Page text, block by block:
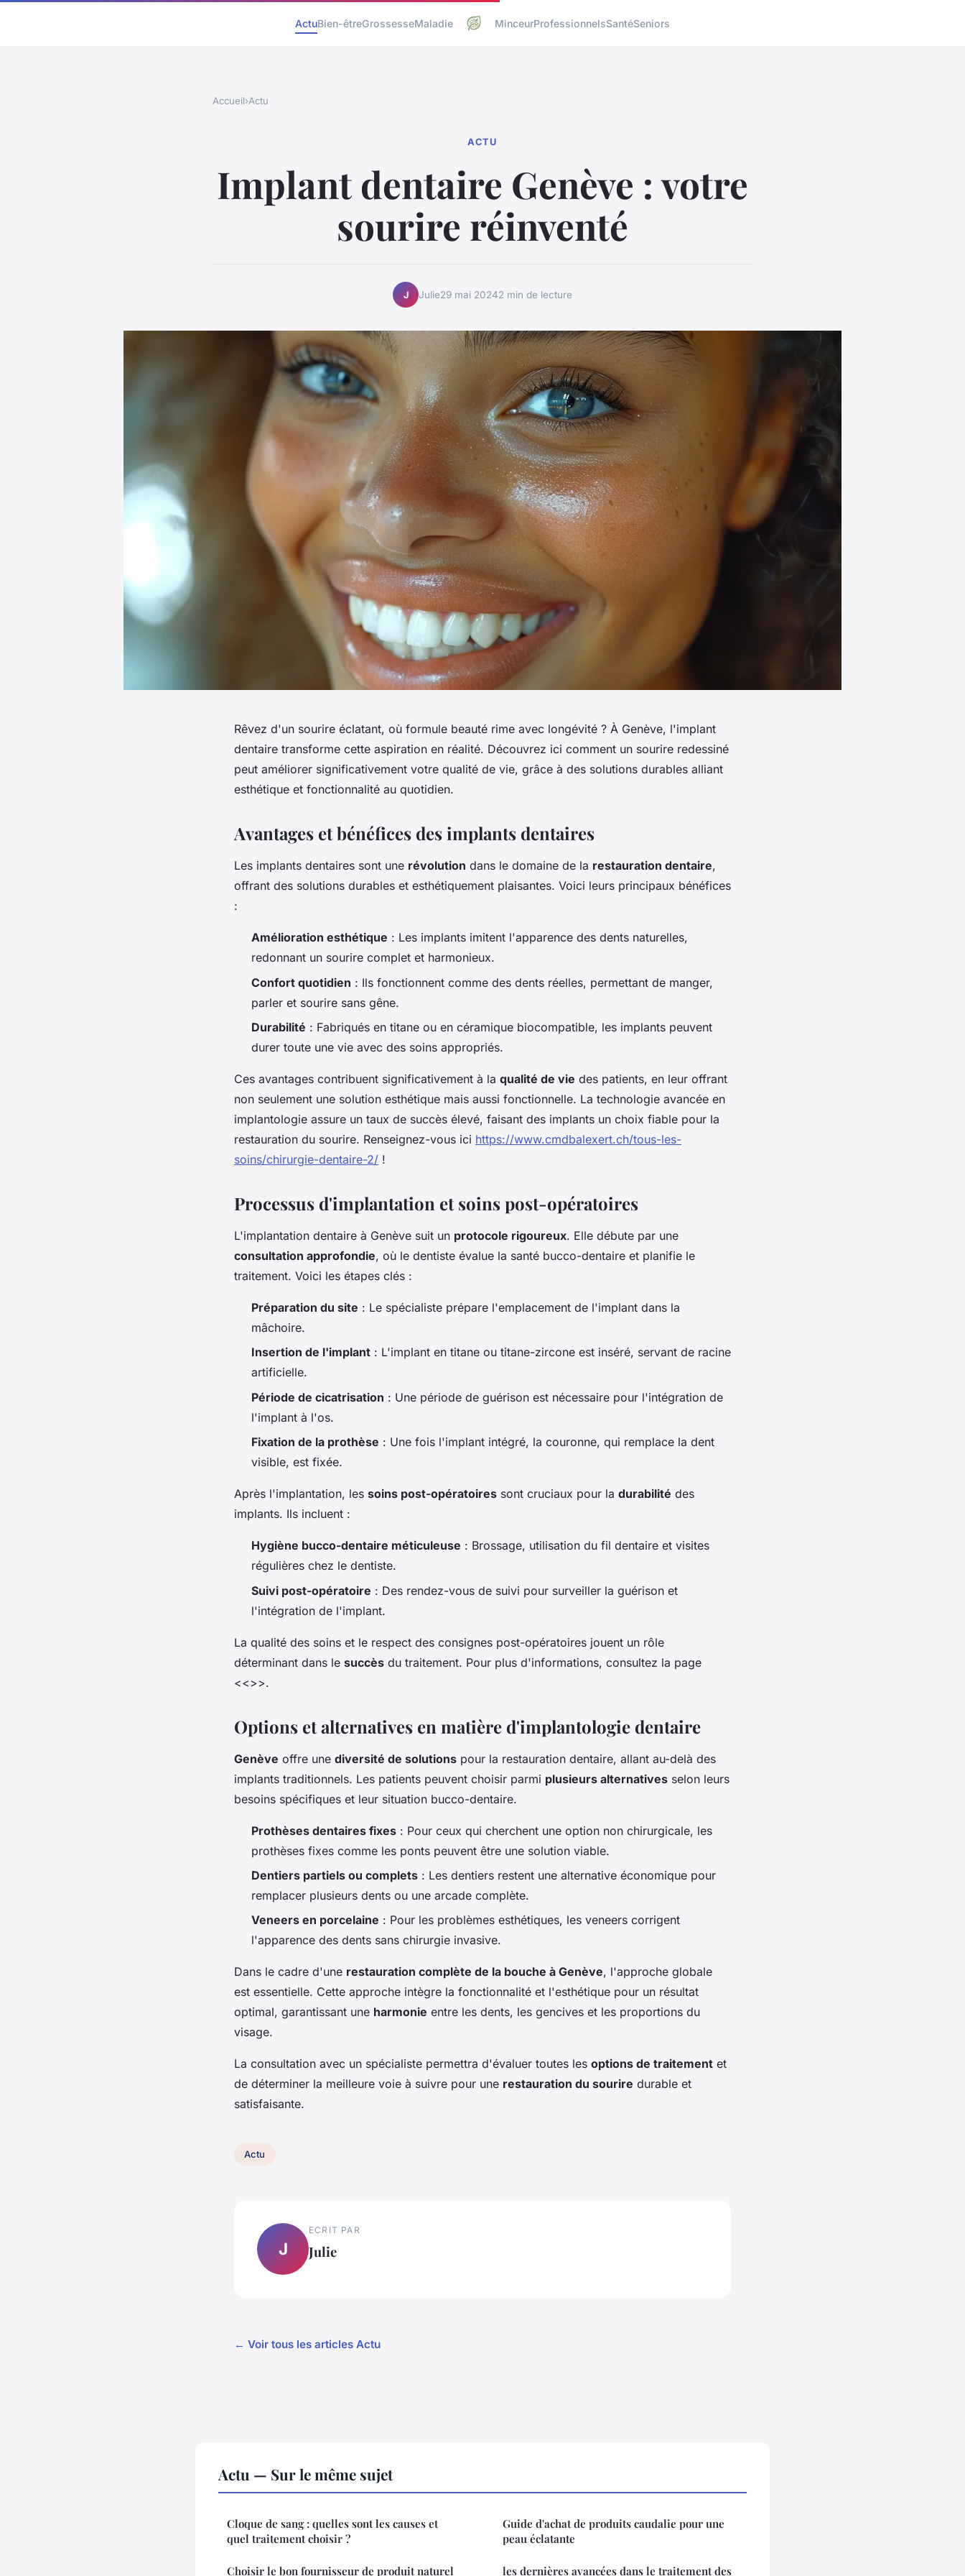
ActuBien-êtreGrossesseMaladie MinceurProfessionnelsSantéSeniors
Accueil›Actu
ACTU
Implant dentaire Genève : votre
sourire réinventé
J Julie29 mai 20242 min de lecture
Rêvez d'un sourire éclatant, où formule beauté rime avec longévité ? À Genève, l'implant
dentaire transforme cette aspiration en réalité. Découvrez ici comment un sourire redessiné
peut améliorer significativement votre qualité de vie, grâce à des solutions durables alliant
esthétique et fonctionnalité au quotidien.
Avantages et bénéfices des implants dentaires
Les implants dentaires sont une révolution dans le domaine de la restauration dentaire,
offrant des solutions durables et esthétiquement plaisantes. Voici leurs principaux bénéfices
:
Amélioration esthétique : Les implants imitent l'apparence des dents naturelles,
redonnant un sourire complet et harmonieux.
Confort quotidien : Ils fonctionnent comme des dents réelles, permettant de manger,
parler et sourire sans gêne.
Durabilité : Fabriqués en titane ou en céramique biocompatible, les implants peuvent
durer toute une vie avec des soins appropriés.
Ces avantages contribuent significativement à la qualité de vie des patients, en leur offrant
non seulement une solution esthétique mais aussi fonctionnelle. La technologie avancée en
implantologie assure un taux de succès élevé, faisant des implants un choix fiable pour la
restauration du sourire. Renseignez-vous ici https://www.cmdbalexert.ch/tous-les-
soins/chirurgie-dentaire-2/ !
Processus d'implantation et soins post-opératoires
L'implantation dentaire à Genève suit un protocole rigoureux. Elle débute par une
consultation approfondie, où le dentiste évalue la santé bucco-dentaire et planifie le
traitement. Voici les étapes clés :
Préparation du site : Le spécialiste prépare l'emplacement de l'implant dans la
mâchoire.
Insertion de l'implant : L'implant en titane ou titane-zircone est inséré, servant de racine
artificielle.
Période de cicatrisation : Une période de guérison est nécessaire pour l'intégration de
l'implant à l'os.
Fixation de la prothèse : Une fois l'implant intégré, la couronne, qui remplace la dent
visible, est fixée.
Après l'implantation, les soins post-opératoires sont cruciaux pour la durabilité des
implants. Ils incluent :
Hygiène bucco-dentaire méticuleuse : Brossage, utilisation du fil dentaire et visites
régulières chez le dentiste.
Suivi post-opératoire : Des rendez-vous de suivi pour surveiller la guérison et
l'intégration de l'implant.
La qualité des soins et le respect des consignes post-opératoires jouent un rôle
déterminant dans le succès du traitement. Pour plus d'informations, consultez la page
<<>>.
Options et alternatives en matière d'implantologie dentaire
Genève offre une diversité de solutions pour la restauration dentaire, allant au-delà des
implants traditionnels. Les patients peuvent choisir parmi plusieurs alternatives selon leurs
besoins spécifiques et leur situation bucco-dentaire.
Prothèses dentaires fixes : Pour ceux qui cherchent une option non chirurgicale, les
prothèses fixes comme les ponts peuvent être une solution viable.
Dentiers partiels ou complets : Les dentiers restent une alternative économique pour
remplacer plusieurs dents ou une arcade complète.
Veneers en porcelaine : Pour les problèmes esthétiques, les veneers corrigent
l'apparence des dents sans chirurgie invasive.
Dans le cadre d'une restauration complète de la bouche à Genève, l'approche globale
est essentielle. Cette approche intègre la fonctionnalité et l'esthétique pour un résultat
optimal, garantissant une harmonie entre les dents, les gencives et les proportions du
visage.
La consultation avec un spécialiste permettra d'évaluer toutes les options de traitement et
de déterminer la meilleure voie à suivre pour une restauration du sourire durable et
satisfaisante.
Actu
J
ECRIT PAR
Julie
← Voir tous les articles Actu
Actu — Sur le même sujet
Cloque de sang : quelles sont les causes et
quel traitement choisir ?
Choisir le bon fournisseur de produit naturel
Guide d'achat de produits caudalie pour une
peau éclatante
les dernières avancées dans le traitement des